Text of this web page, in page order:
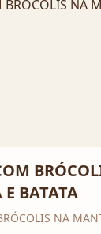
BATATA
NA